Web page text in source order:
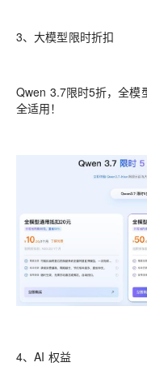
3、大模型限时折扣
Qwen 3.7限时5折，全模
全适用！
4、AI 权益